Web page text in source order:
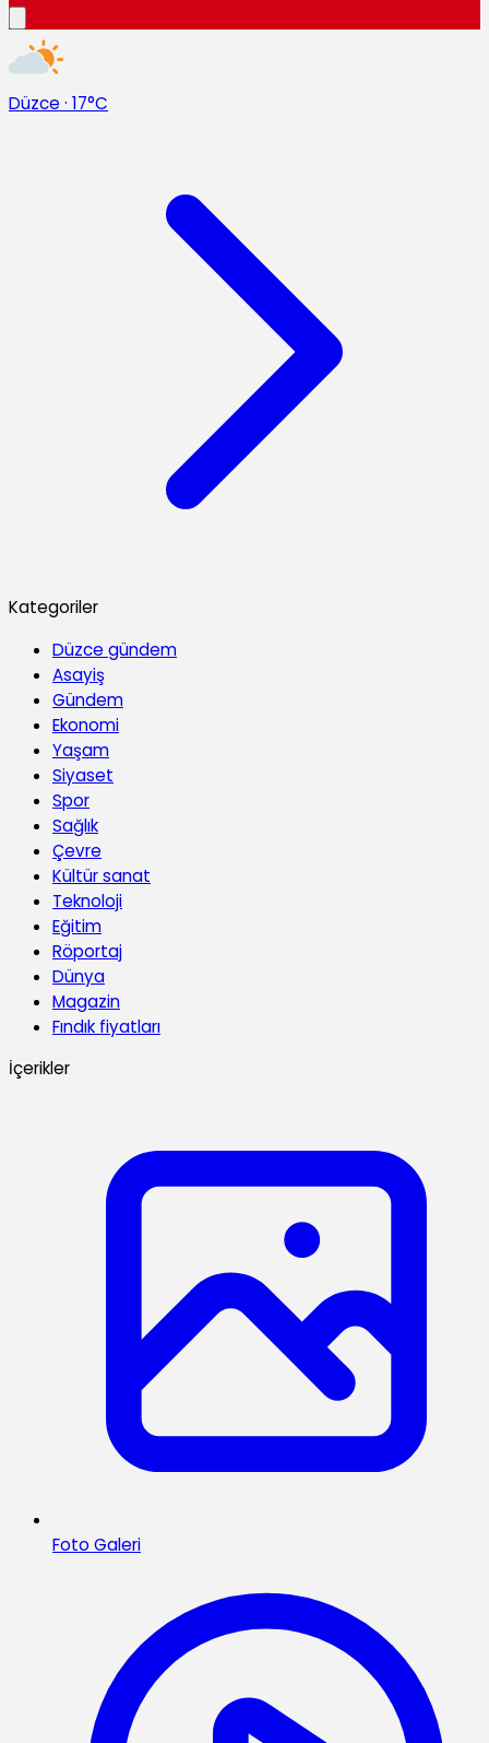
Düzce · 17°C
Kategoriler
Düzce gündem
Asayiş
Gündem
Ekonomi
Yaşam
Siyaset
Spor
Sağlık
Çevre
Kültür sanat
Teknoloji
Eğitim
Röportaj
Dünya
Magazin
Fındık fiyatları
İçerikler
Foto Galeri